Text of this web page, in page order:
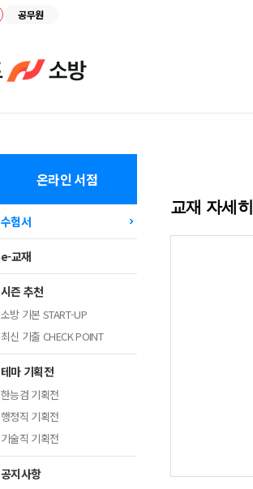
공무원
온라인 서점
수험서
e-교재
시즌 추천
소방 기본 START-UP
최신 기출 CHECK POINT
테마 기획전
한능검 기획전
행정직 기획전
기술직 기획전
공지사항
교재 자세히